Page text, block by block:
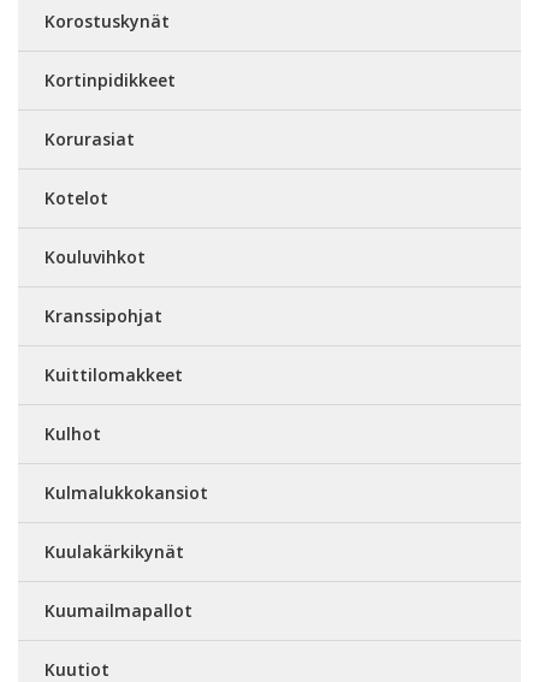
Korostuskynät
Kortinpidikkeet
Korurasiat
Kotelot
Kouluvihkot
Kranssipohjat
Kuittilomakkeet
Kulhot
Kulmalukkokansiot
Kuulakärkikynät
Kuumailmapallot
Kuutiot